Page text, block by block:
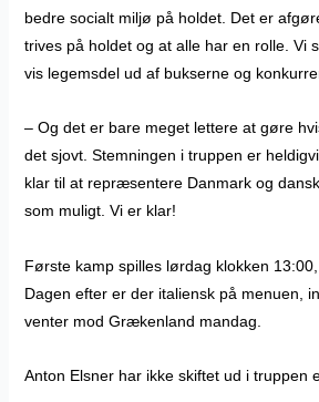
bedre socialt miljø på holdet. Det er
trives på holdet og at alle har en rolle. Vi
vis legemsdel ud af bukserne og
– Og det er bare meget lettere at gøre
det sjovt. Stemningen i truppen er
klar til at repræsentere Danmark og
som muligt. Vi er klar!
Første kamp spilles lørdag klokken
Dagen efter er der italiensk på menuen,
venter mod Grækenland mandag.
Anton Elsner har ikke skiftet ud i truppen